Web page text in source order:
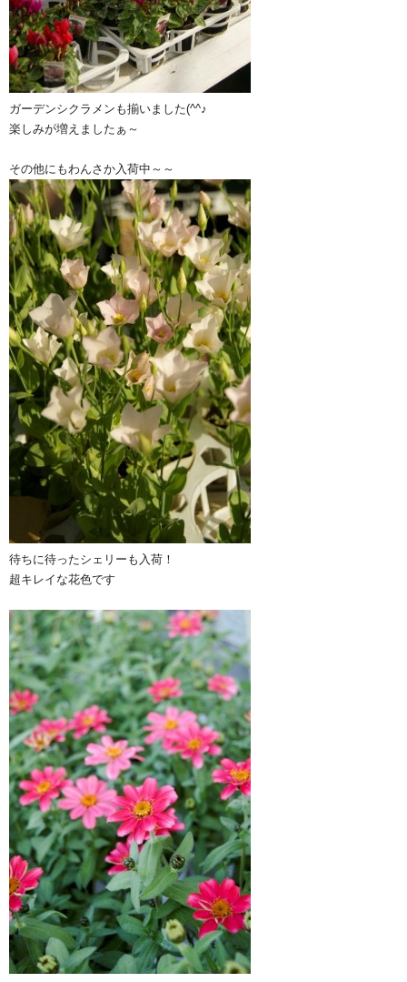
ガーデンシクラメンも揃いました(^^♪
楽しみが増えましたぁ～
その他にもわんさか入荷中～～
待ちに待ったシェリーも入荷！
超キレイな花色です